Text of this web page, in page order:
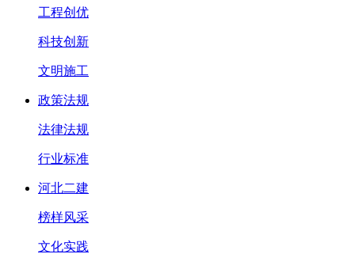
工程创优
科技创新
文明施工
政策法规
法律法规
行业标准
河北二建
榜样风采
文化实践